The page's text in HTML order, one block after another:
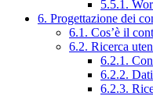
5.5.1.
6. Progettazione dei
6.1. Cos’è il
6.2. Ricerca
6.2.1.
6.2.2.
6.2.3.